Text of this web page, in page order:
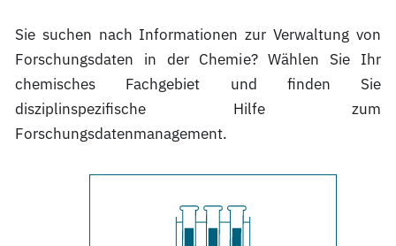
Sie suchen nach Informationen zur Verwaltung von
Forschungsdaten in der Chemie? Wählen Sie Ihr
chemisches Fachgebiet und finden Sie
disziplinspezifische Hilfe zum
Forschungsdatenmanagement.